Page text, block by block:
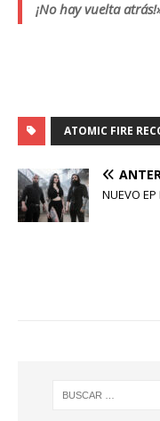
¡No hay vuelta
ATOMIC FIRE
NUEVO EP